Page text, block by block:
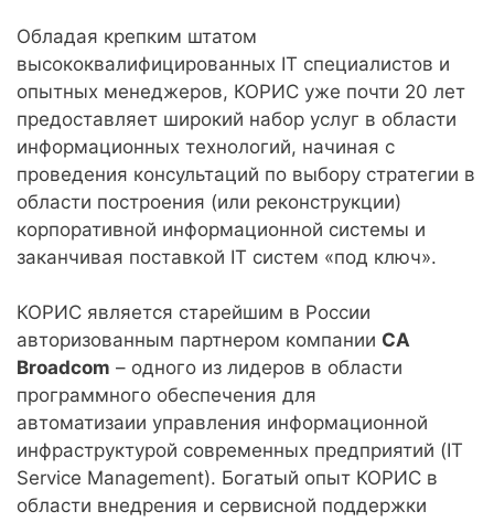
Обладая крепким штатом
высококвалифицированных IT специалистов и
опытных менеджеров, КОРИС уже почти 20 лет
предоставляет широкий набор услуг в области
информационных технологий, начиная с
проведения консультаций по выбору стратегии в
области построения (или реконструкции)
корпоративной информационной системы и
заканчивая поставкой IT систем «под ключ».
КОРИС является старейшим в России
авторизованным партнером компании CA
Broadcom – одного из лидеров в области
программного обеспечения для
автоматизаии управления информационной
инфраструктурой современных предприятий (IT
Service Management). Богатый опыт КОРИС в
области внедрения и сервисной поддержки